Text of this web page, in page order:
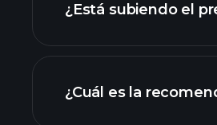
¿Está subiendo el
¿Cuál es la